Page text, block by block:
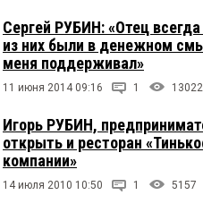
Сергей РУБИН: «Отец
из них были в денежном
меня поддерживал»
11 июня 2014 09:16 1 13022
Игорь РУБИН,
открыть и ресторан
компании»
14 июля 2010 10:50 1 5157